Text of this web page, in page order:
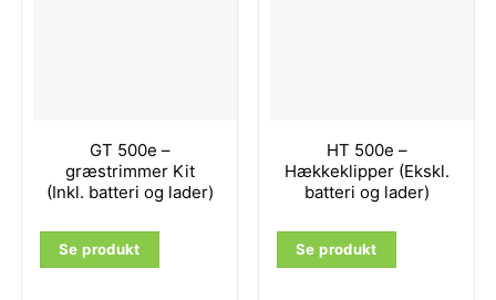
GT 500e –
græstrimmer Kit
(Inkl. batteri og lader)
Se produkt
HT 500e –
Hækkeklipper (Ekskl.
batteri og lader)
Se produkt